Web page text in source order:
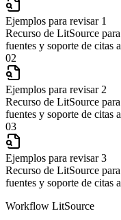
Ejemplos para revisar 1
Recurso de LitSource
fuentes y soporte de citas
02
Ejemplos para revisar 2
Recurso de LitSource
fuentes y soporte de citas
03
Ejemplos para revisar 3
Recurso de LitSource
fuentes y soporte de citas
Workflow LitSource